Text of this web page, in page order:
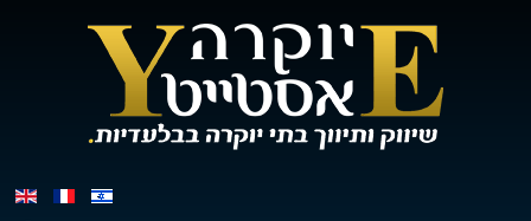
מתווכים